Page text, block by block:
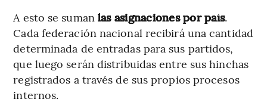
A esto se suman las asignaciones por país.
Cada federación nacional recibirá una cantidad
determinada de entradas para sus partidos,
que luego serán distribuidas entre sus hinchas
registrados a través de sus propios procesos
internos.